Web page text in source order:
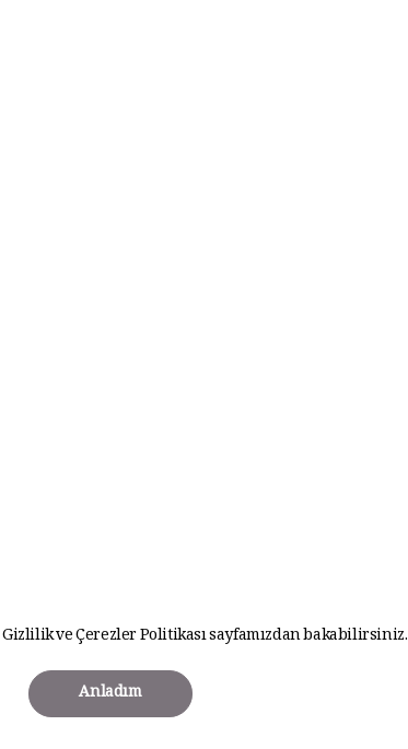
Gizlilik ve Çerezler Politikasısayfamızdan bakabilirsiniz.
Anladım